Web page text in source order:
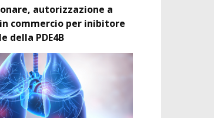
autorizzazione a
commercio per inibitore
della PDE4B